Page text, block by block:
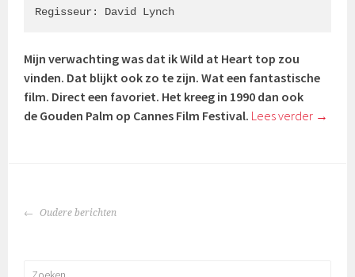
Regisseur: David Lynch
Mijn verwachting was dat ik Wild at Heart top zou
vinden. Dat blijkt ook zo te zijn. Wat een fantastische
film. Direct een favoriet. Het kreeg in 1990 dan ook
de Gouden Palm op Cannes Film Festival. Lees verder →
BERICHTENNAVIGATIE
Oudere berichten
Zoeken